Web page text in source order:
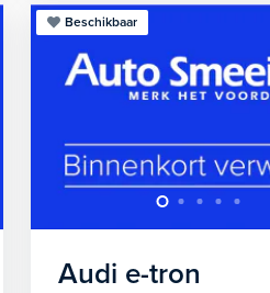
Beschikbaar
Audi e-tron